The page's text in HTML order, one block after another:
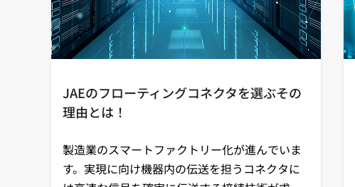
JAEのフローティングコネクタを選ぶその
理由とは！
製造業のスマートファクトリー化が進んでいま
す。実現に向け機器内の伝送を担うコネクタに